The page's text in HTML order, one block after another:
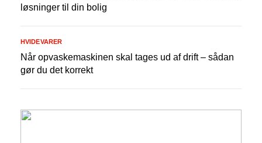
løsninger til din bolig
Når opvaskemaskinen skal tages ud af drift – sådan
gør du det korrekt
HVIDEVARER